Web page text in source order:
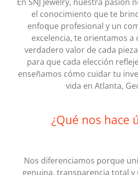
el conocimiento que te
enfoque profesional y un
excelencia, te orientamos a
verdadero valor de cada
para que cada elección
enseñamos cómo cuidar tu
vida en Atlanta,
¿Qué nos hace
Nos diferenciamos porque
genuina, transparencia total